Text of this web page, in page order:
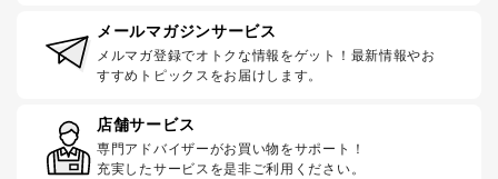
メールマガジンサービス
メルマガ登録でオトクな情報をゲット！最新情報やお
すすめトピックスをお届けします。
店舗サービス
専門アドバイザーがお買い物をサポート！
充実したサービスを是非ご利用ください。